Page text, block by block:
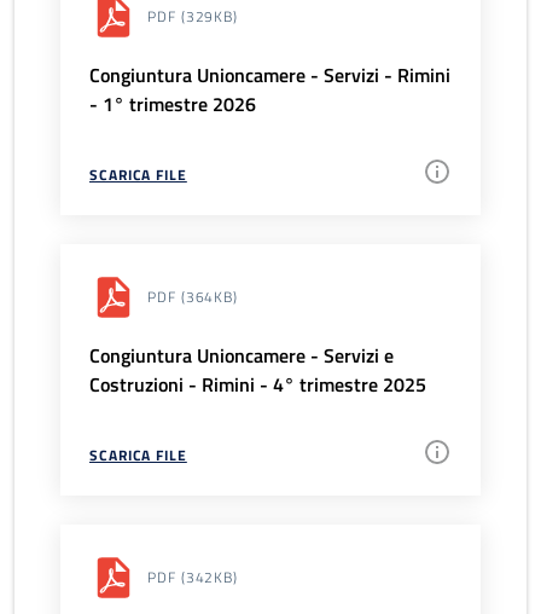
PDF (329KB)
Congiuntura Unioncamere - Servizi - Rimini
- 1° trimestre 2026
SCARICA FILE
PDF (364KB)
Congiuntura Unioncamere - Servizi e
Costruzioni - Rimini - 4° trimestre 2025
SCARICA FILE
PDF (342KB)